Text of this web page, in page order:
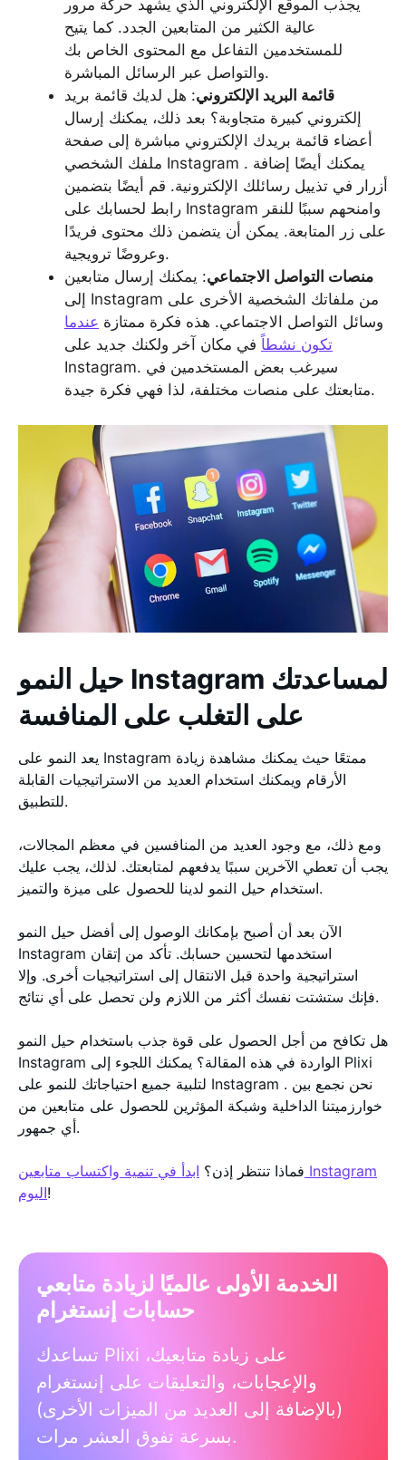
يجذب الموقع الإلكتروني الذي يشهد حركة مرور
عالية الكثير من المتابعين الجدد. كما يتيح
للمستخدمين التفاعل مع المحتوى الخاص بك
والتواصل عبر الرسائل المباشرة.
قائمة البريد الإلكتروني: هل لديك قائمة بريد
إلكتروني كبيرة متجاوبة؟ بعد ذلك، يمكنك إرسال
أعضاء قائمة بريدك الإلكتروني مباشرة إلى صفحة
ملفك الشخصي Instagram . يمكنك أيضًا إضافة
أزرار في تذييل رسائلك الإلكترونية. قم أيضًا بتضمين
رابط لحسابك على Instagram وامنحهم سببًا للنقر
على زر المتابعة. يمكن أن يتضمن ذلك محتوى فريدًا
وعروضًا ترويجية.
منصات التواصل الاجتماعي: يمكنك إرسال متابعين
إلى Instagram من ملفاتك الشخصية الأخرى على
وسائل التواصل الاجتماعي. هذه فكرة ممتازة عندما
تكون نشطاً في مكان آخر ولكنك جديد على
Instagram. سيرغب بعض المستخدمين في
متابعتك على منصات مختلفة، لذا فهي فكرة جيدة.
حيل النمو Instagram لمساعدتك
على التغلب على المنافسة
يعد النمو على Instagram ممتعًا حيث يمكنك مشاهدة زيادة
الأرقام ويمكنك استخدام العديد من الاستراتيجيات القابلة
للتطبيق.
ومع ذلك، مع وجود العديد من المنافسين في معظم المجالات،
يجب أن تعطي الآخرين سببًا يدفعهم لمتابعتك. لذلك، يجب عليك
استخدام حيل النمو لدينا للحصول على ميزة والتميز.
الآن بعد أن أصبح بإمكانك الوصول إلى أفضل حيل النمو
Instagram استخدمها لتحسين حسابك. تأكد من إتقان
استراتيجية واحدة قبل الانتقال إلى استراتيجيات أخرى. وإلا
فإنك ستشتت نفسك أكثر من اللازم ولن تحصل على أي نتائج.
هل تكافح من أجل الحصول على قوة جذب باستخدام حيل النمو
Instagram الواردة في هذه المقالة؟ يمكنك اللجوء إلى Plixi
لتلبية جميع احتياجاتك للنمو على Instagram . نحن نجمع بين
خوارزميتنا الداخلية وشبكة المؤثرين للحصول على متابعين من
أي جمهور.
فماذا تنتظر إذن؟ ابدأ في تنمية واكتساب متابعين Instagram
اليوم!
الخدمة الأولى عالميًا لزيادة متابعي
حسابات إنستغرام
تساعدك Plixi على زيادة متابعيك،
والإعجابات، والتعليقات على إنستغرام
(بالإضافة إلى العديد من الميزات الأخرى)
بسرعة تفوق العشر مرات.